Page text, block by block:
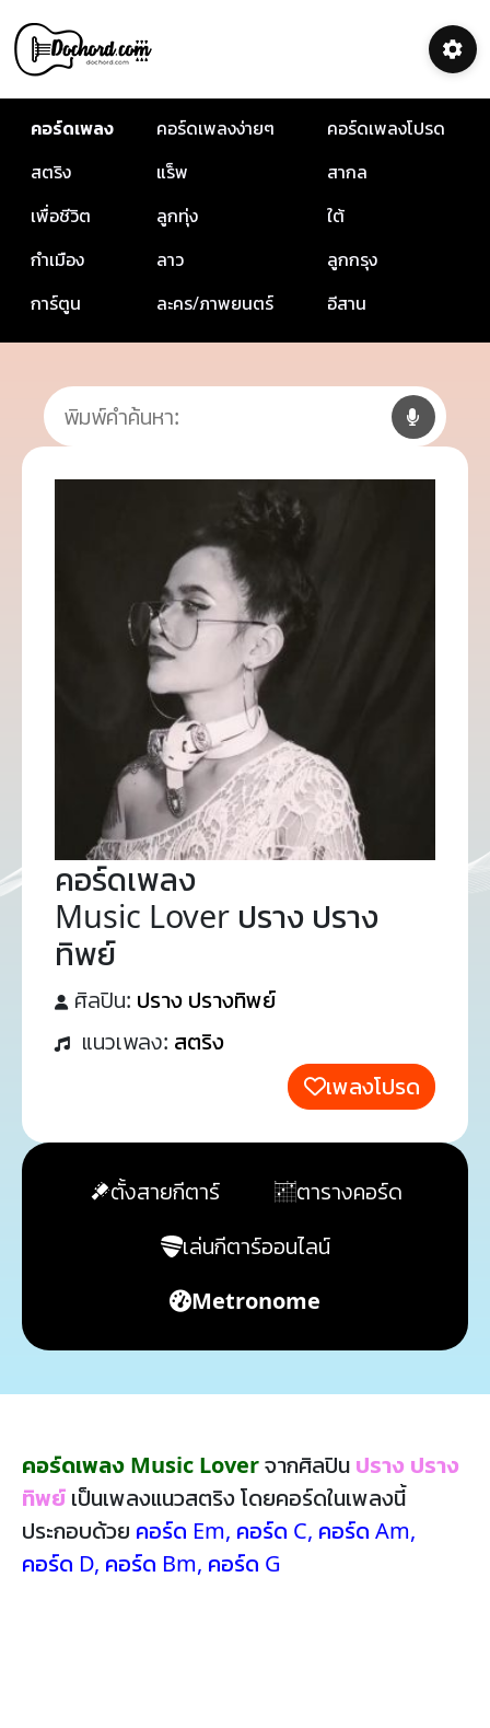
คอร์ดเพลง คอร์ดเพลงง่ายๆ
คอร์ดเพลงโปรด
สตริง
แร็พ
สากล
เพื่อชีวิต
ลูกทุ่ง
ใต้
กำเมือง
ลาว
ลูกกรุง
การ์ตูน
ละคร/ภาพยนตร์ อีสาน
คอร์ดเพลง
Music Lover ปราง ปราง
ทิพย์
ศิลปิน: ปราง ปรางทิพย์
แนวเพลง: สตริง
เพลงโปรด
ตั้งสายกีตาร์
ตารางคอร์ด
เล่นกีตาร์ออนไลน์
Metronome
คอร์ดเพลง Music Loverจากศิลปิน ปราง ปราง
ทิพย์ เป็นเพลงแนวสตริง โดยคอร์ดในเพลงนี้
ประกอบด้วย คอร์ด Em, คอร์ด C, คอร์ด Am,
คอร์ด D, คอร์ด Bm, คอร์ด G